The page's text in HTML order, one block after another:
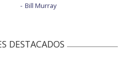
Bill Murray
DESTACADOS